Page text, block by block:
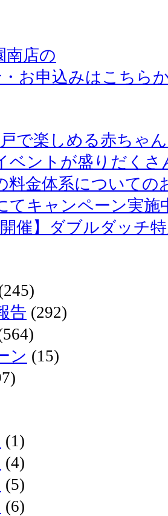
南店の
お申込みはこちら
戸で楽しめる赤ちゃ
ベントが盛りだくさ
料金体系についての
てキャンペーン実施
開催】ダブルダッチ
告 (292)
ン (15)
(1)
(4)
(5)
(6)